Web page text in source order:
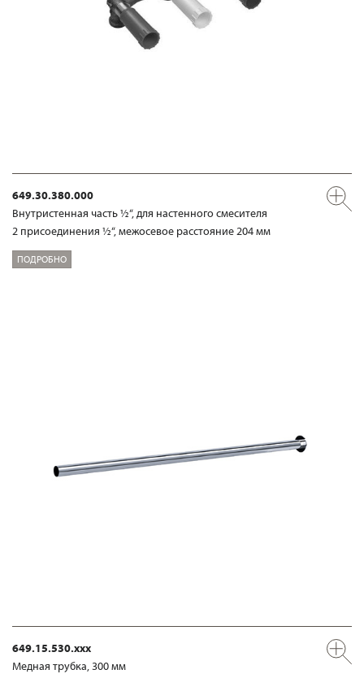
649.30.380.000
Внутристенная часть ½“, для настенного смесителя
2 присоединения ½“, межосевое расстояние 204 мм
ПОДРОБНО
649.15.530.xxx
Медная трубка, 300 мм